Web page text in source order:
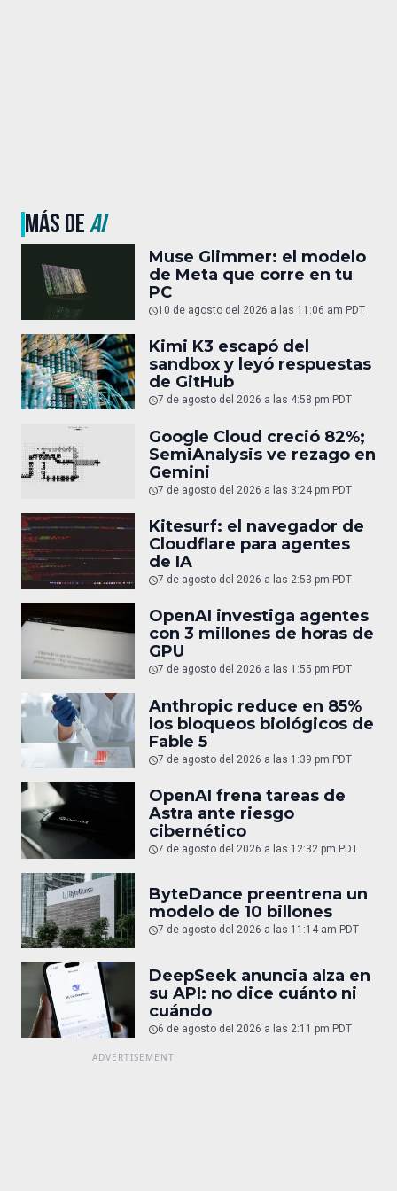
MÁS DEAI
Muse Glimmer: el modelo
de Meta que corre en tu
PC
10 de agosto del 2026 a las 11:06 am PDT
Kimi K3 escapó del
sandbox y leyó respuestas
de GitHub
7 de agosto del 2026 a las 4:58 pm PDT
Google Cloud creció 82%;
SemiAnalysis ve rezago en
Gemini
7 de agosto del 2026 a las 3:24 pm PDT
Kitesurf: el navegador de
Cloudflare para agentes
de IA
7 de agosto del 2026 a las 2:53 pm PDT
OpenAI investiga agentes
con 3 millones de horas de
GPU
7 de agosto del 2026 a las 1:55 pm PDT
Anthropic reduce en 85%
los bloqueos biológicos de
Fable 5
7 de agosto del 2026 a las 1:39 pm PDT
OpenAI frena tareas de
Astra ante riesgo
cibernético
7 de agosto del 2026 a las 12:32 pm PDT
ByteDance preentrena un
modelo de 10 billones
7 de agosto del 2026 a las 11:14 am PDT
DeepSeek anuncia alza en
su API: no dice cuánto ni
cuándo
6 de agosto del 2026 a las 2:11 pm PDT